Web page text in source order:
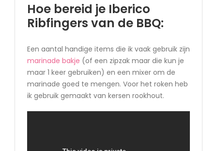
Hoe bereid je Iberico
Ribfingers van de BBQ:
Een aantal handige items die ik vaak gebruik zijn
marinade bakje (of een zipzak maar die kun je
maar 1 keer gebruiken) en een mixer om de
marinade goed te mengen. Voor het roken heb
ik gebruik gemaakt van kersen rookhout.